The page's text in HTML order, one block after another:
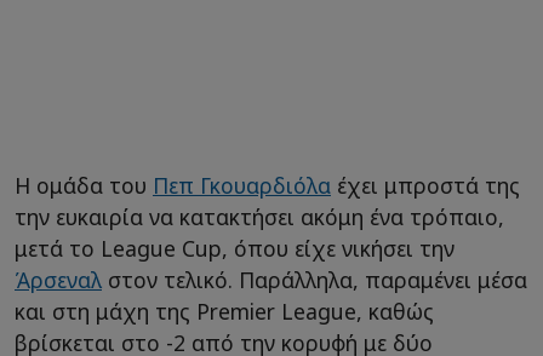
Η ομάδα του Πεπ Γκουαρδιόλα έχει μπροστά της
την ευκαιρία να κατακτήσει ακόμη ένα τρόπαιο,
μετά το League Cup, όπου είχε νικήσει την
Άρσεναλ στον τελικό. Παράλληλα, παραμένει μέσα
και στη μάχη της Premier League, καθώς
βρίσκεται στο -2 από την κορυφή με δύο